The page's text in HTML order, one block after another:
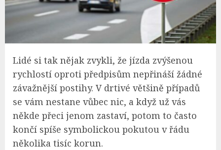
Lidé si tak nějak zvykli, že jízda zvýšenou
rychlostí oproti předpisům nepřináší žádné
závažnější postihy. V drtivé většině případů
se vám nestane vůbec nic, a když už vás
někde přeci jenom zastaví, potom to často
končí spíše symbolickou pokutou v řádu
několika tisíc korun.